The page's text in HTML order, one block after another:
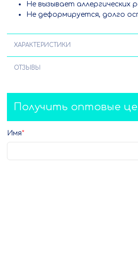
Не вызывает аллергических
Не деформируется, долго
ХАРАКТЕРИСТИКИ
ОТЗЫВЫ
Получить оптовые
Имя